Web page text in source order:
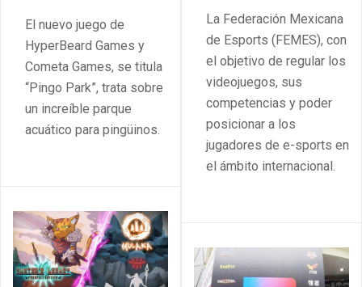
El nuevo juego de
HyperBeard Games y
Cometa Games, se titula
“Pingo Park”, trata sobre
un increíble parque
acuático para pingüinos.
La Federación Mexicana
de Esports (FEMES), con
el objetivo de regular los
videojuegos, sus
competencias y poder
posicionar a los
jugadores de e-sports en
el ámbito internacional.